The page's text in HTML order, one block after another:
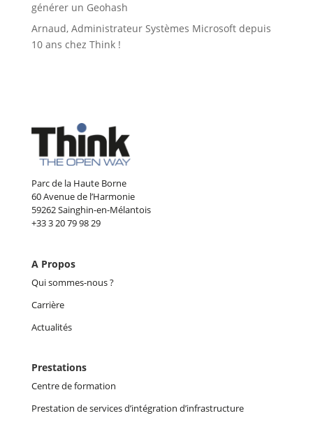
générer un Geohash
Arnaud, Administrateur Systèmes Microsoft depuis
10 ans chez Think !
Parc de la Haute Borne
60 Avenue de l’Harmonie
59262 Sainghin-en-Mélantois
+33 3 20 79 98 29
A Propos
Qui sommes-nous ?
Carrière
Actualités
Prestations
Centre de formation
Prestation de services d’intégration d’infrastructure